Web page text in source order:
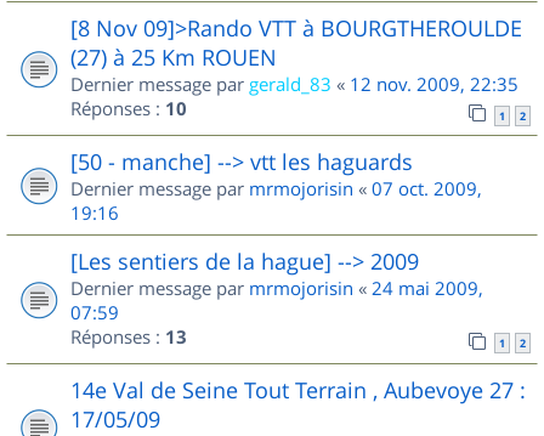
[8 Nov 09]>Rando VTT à BOURGTHEROULDE
(27) à 25 Km ROUEN
Dernier message par gerald_83 « 12 nov. 2009, 22:35
Réponses : 10 1 2
[50 - manche] --> vtt les haguards
Dernier message par mrmojorisin « 07 oct. 2009,
19:16
[Les sentiers de la hague] --> 2009
Dernier message par mrmojorisin « 24 mai 2009,
07:59
Réponses : 13 1 2
14e Val de Seine Tout Terrain , Aubevoye 27 :
17/05/09